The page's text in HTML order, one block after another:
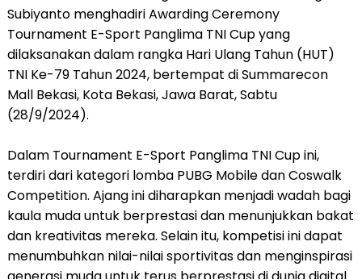
Subiyanto menghadiri Awarding Ceremony
Tournament E-Sport Panglima TNI Cup yang
dilaksanakan dalam rangka Hari Ulang Tahun (HUT)
TNI Ke-79 Tahun 2024, bertempat di Summarecon
Mall Bekasi, Kota Bekasi, Jawa Barat, Sabtu
(28/9/2024).
Dalam Tournament E-Sport Panglima TNI Cup ini,
terdiri dari kategori lomba PUBG Mobile dan Coswalk
Competition. Ajang ini diharapkan menjadi wadah bagi
kaula muda untuk berprestasi dan menunjukkan bakat
dan kreativitas mereka. Selain itu, kompetisi ini dapat
menumbuhkan nilai-nilai sportivitas dan menginspirasi